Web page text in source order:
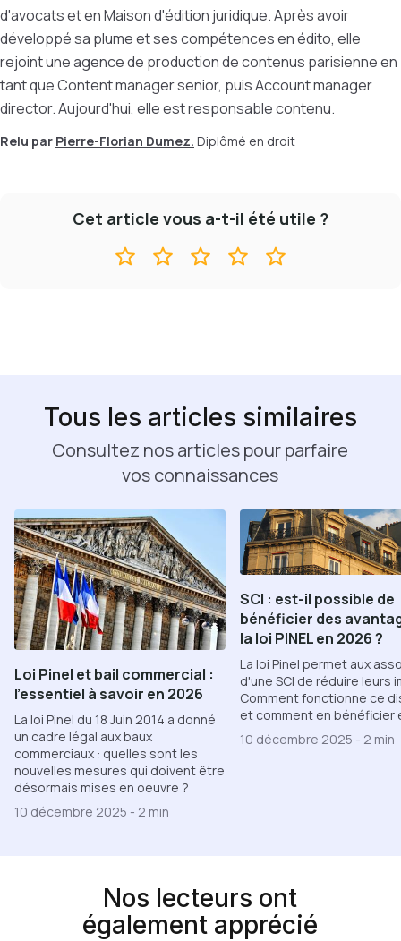
d'avocats et en Maison d'édition juridique. Après avoir
développé sa plume et ses compétences en édito, elle
rejoint une agence de production de contenus parisienne en
tant que Content manager senior, puis Account manager
director. Aujourd'hui, elle est responsable contenu.
Relu par Pierre-Florian Dumez. Diplômé en droit
Cet article vous a-t-il été utile ?
Tous les articles similaires
Consultez nos articles pour parfaire
vos connaissances
Loi Pinel et bail commercial :
l'essentiel à savoir en 2026
La loi Pinel du 18 Juin 2014 a donné
un cadre légal aux baux
commerciaux : quelles sont les
nouvelles mesures qui doivent être
désormais mises en oeuvre ?
10 décembre 2025 - 2 min
SCI : est-il possible de
bénéficier des
la loi PINEL en 2026 ?
La loi Pinel permet aux
d'une SCI de réduire leurs
Comment fonctionne ce
et comment en bénéficier
10 décembre 2025 - 2 min
Nos lecteurs ont
également apprécié